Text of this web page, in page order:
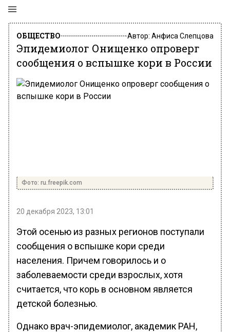
ОБЩЕСТВО Автор: Анфиса Слепцова
Эпидемиолог Онищенко опроверг
сообщения о вспышке кори в России
Фото: ru.freepik.com
20 декабря 2023, 13:01
Этой осенью из разных регионов поступали
сообщения о вспышке кори среди
населения. Причем говорилось и о
заболеваемости среди взрослых, хотя
считается, что корь в основном является
детской болезнью.
Однако врач-эпидемиолог, академик РАН,